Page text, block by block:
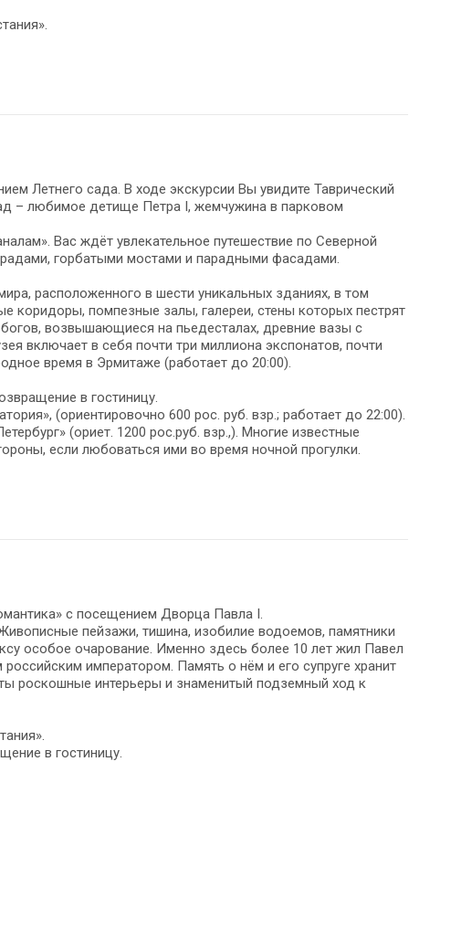
Летнего сада. В ходе экскурсии Вы увидите Таврический
– любимое детище Петра I, жемчужина в парковом
Вас ждёт увлекательное путешествие по Северной
горбатыми мостами и парадными фасадами.
расположенного в шести уникальных зданиях, в том
коридоры, помпезные залы, галереи, стены которых пестрят
возвышающиеся на пьедесталах, древние вазы с
включает в себя почти три миллиона экспонатов, почти
время в Эрмитаже (работает до 20:00).
в гостиницу.
(ориентировочно 600 рос. руб. взр.; работает до 22:00).
(ориет. 1200 рос.руб. взр.,). Многие известные
если любоваться ими во время ночной прогулки.
с посещением Дворца Павла I.
пейзажи, тишина, изобилие водоемов, памятники
особое очарование. Именно здесь более 10 лет жил Павел
императором. Память о нём и его супруге хранит
роскошные интерьеры и знаменитый подземный ход к
в гостиницу.